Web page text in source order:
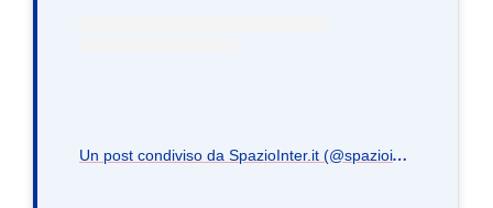
U
n post condiviso da SpazioInter.it (@spaziointer.it)